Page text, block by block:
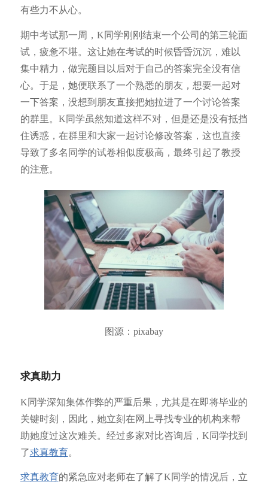
有些力不从心。
期中考试那一周，K同学刚刚结束一个公司的第三轮面
试，疲惫不堪。这让她在考试的时候昏昏沉沉，难以
集中精力，做完题目以后对于自己的答案完全没有信
心。于是，她便联系了一个熟悉的朋友，想要一起对
一下答案，没想到朋友直接把她拉进了一个讨论答案
的群里。K同学虽然知道这样不对，但是还是没有抵挡
住诱惑，在群里和大家一起讨论修改答案，这也直接
导致了多名同学的试卷相似度极高，最终引起了教授
的注意。
图源：pixabay
求真助力
K同学深知集体作弊的严重后果，尤其是在即将毕业的
关键时刻，因此，她立刻在网上寻找专业的机构来帮
助她度过这次难关。经过多家对比咨询后，K同学找到
了求真教育。
求真教育的紧急应对老师在了解了K同学的情况后，立